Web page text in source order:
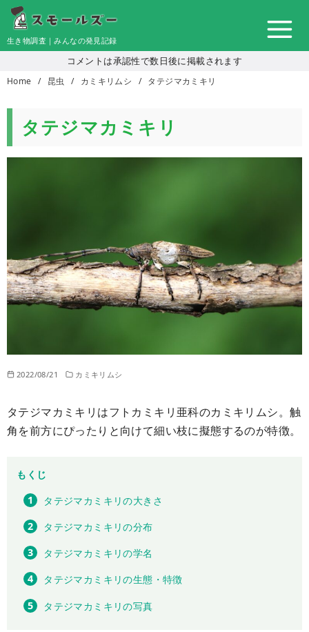
コ
テ
ツ
生き物調査｜みんなの発見記録
コメントは承認性で数日後に掲載されます
Home 昆虫 カミキリムシ タテジマカミキリ
タテジマカミキリ
2022/08/21 カミキリムシ
タテジマカミキリはフトカミキリ亜科のカミキリムシ。触
角を前方にぴったりと向けて細い枝に擬態するのが特徴。
もくじ
タテジマカミキリの大きさ
タテジマカミキリの分布
タテジマカミキリの学名
タテジマカミキリの生態・特徴
タテジマカミキリの写真